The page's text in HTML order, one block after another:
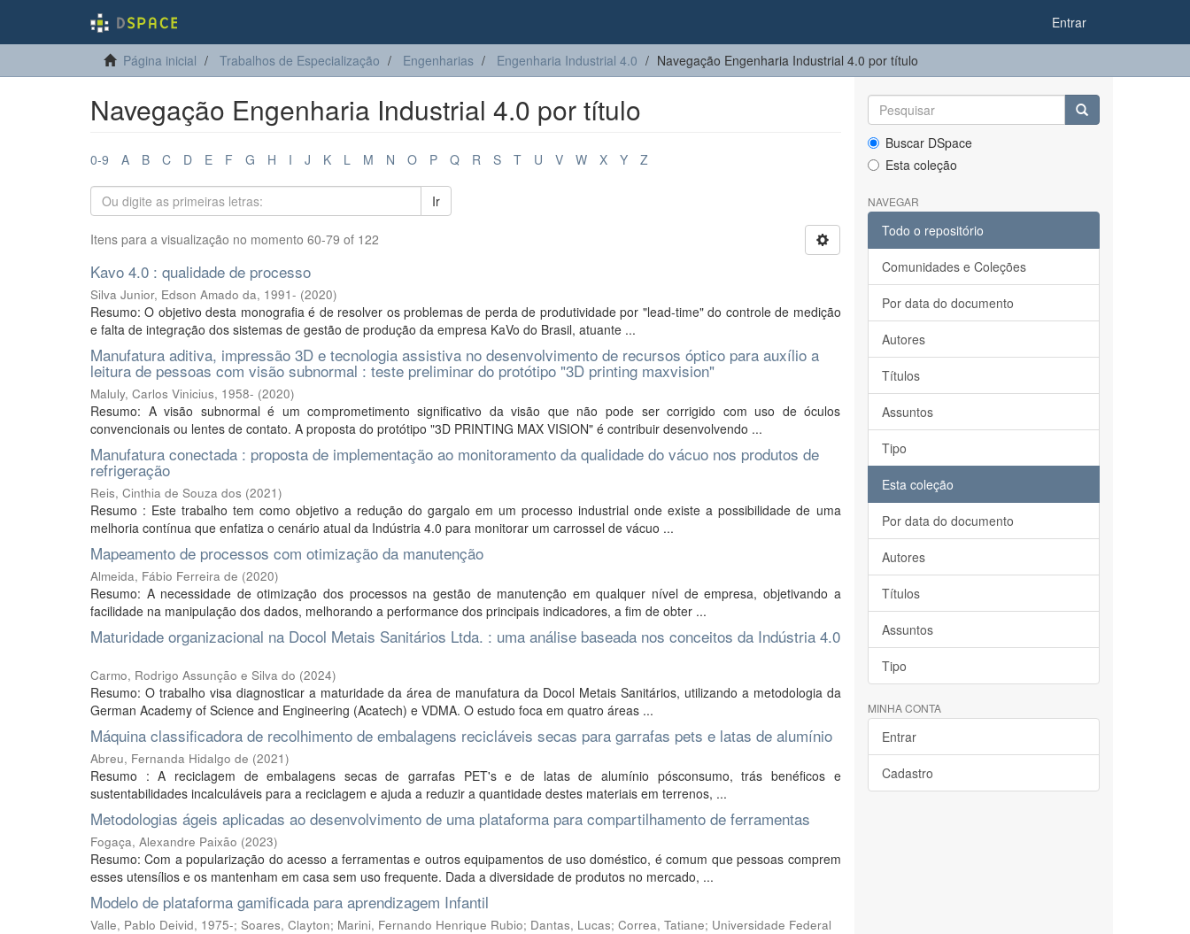
Entrar
Página inicial Trabalhos de Especialização Engenharias Engenharia Industrial 4.0 Navegação Engenharia Industrial 4.0 por título
Navegação Engenharia Industrial 4.0 por título
0-9 A B C D E F G H I J K L M N O P Q R S T U V W X Y Z
Ir
Itens para a visualização no momento 60-79 of 122
Kavo 4.0 : qualidade de processo
Silva Junior, Edson Amado da, 1991- (2020)
Resumo: O objetivo desta monografia é de resolver os problemas de perda de produtividade por "lead-time" do controle de medição
e falta de integração dos sistemas de gestão de produção da empresa KaVo do Brasil, atuante ...
Manufatura aditiva, impressão 3D e tecnologia assistiva no desenvolvimento de recursos óptico para auxílio a
leitura de pessoas com visão subnormal : teste preliminar do protótipo "3D printing maxvision"
Maluly, Carlos Vinicius, 1958- (2020)
Resumo: A visão subnormal é um comprometimento significativo da visão que não pode ser corrigido com uso de óculos
convencionais ou lentes de contato. A proposta do protótipo "3D PRINTING MAX VISION" é contribuir desenvolvendo ...
Manufatura conectada : proposta de implementação ao monitoramento da qualidade do vácuo nos produtos de
refrigeração
Reis, Cinthia de Souza dos (2021)
Resumo : Este trabalho tem como objetivo a redução do gargalo em um processo industrial onde existe a possibilidade de uma
melhoria contínua que enfatiza o cenário atual da Indústria 4.0 para monitorar um carrossel de vácuo ...
Mapeamento de processos com otimização da manutenção
Almeida, Fábio Ferreira de (2020)
Resumo: A necessidade de otimização dos processos na gestão de manutenção em qualquer nível de empresa, objetivando a
facilidade na manipulação dos dados, melhorando a performance dos principais indicadores, a fim de obter ...
Maturidade organizacional na Docol Metais Sanitários Ltda. : uma análise baseada nos conceitos da Indústria 4.0
Carmo, Rodrigo Assunção e Silva do (2024)
Resumo: O trabalho visa diagnosticar a maturidade da área de manufatura da Docol Metais Sanitários, utilizando a metodologia da
German Academy of Science and Engineering (Acatech) e VDMA. O estudo foca em quatro áreas ...
Máquina classificadora de recolhimento de embalagens recicláveis secas para garrafas pets e latas de alumínio
Abreu, Fernanda Hidalgo de (2021)
Resumo : A reciclagem de embalagens secas de garrafas PET's e de latas de alumínio pósconsumo, trás benéficos e
sustentabilidades incalculáveis para a reciclagem e ajuda a reduzir a quantidade destes materiais em terrenos, ...
Metodologias ágeis aplicadas ao desenvolvimento de uma plataforma para compartilhamento de ferramentas
Fogaça, Alexandre Paixão (2023)
Resumo: Com a popularização do acesso a ferramentas e outros equipamentos de uso doméstico, é comum que pessoas comprem
esses utensílios e os mantenham em casa sem uso frequente. Dada a diversidade de produtos no mercado, ...
Modelo de plataforma gamificada para aprendizagem Infantil
Valle, Pablo Deivid, 1975-; Soares, Clayton; Marini, Fernando Henrique Rubio; Dantas, Lucas; Correa, Tatiane; Universidade Federal
Buscar DSpace
Esta coleção
NAVEGAR
Todo o repositório
Comunidades e Coleções
Por data do documento
Autores
Títulos
Assuntos
Tipo
Esta coleção
Por data do documento
Autores
Títulos
Assuntos
Tipo
MINHA CONTA
Entrar
Cadastro